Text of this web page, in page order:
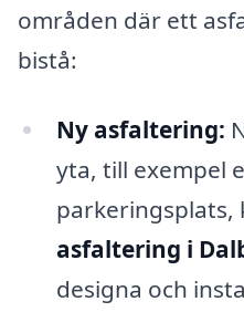
områden där ett
bistå:
Ny asfaltering:
yta, till exempel
parkeringsplats,
asfaltering i
designa och